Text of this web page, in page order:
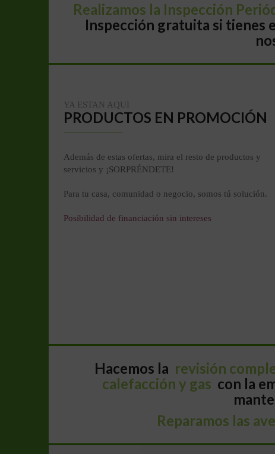
Realizamos la Inspección
Inspección gratuita si tienes
YA ESTAN AQUÍ
PRODUCTOS EN PROMOCIÓN
Además de estas ofertas, mira el resto de productos y
servicios y ¡SORPRÉNDETE!
Para tu casa, comunidad o negocio, somos tú solución.
Posibilidad de financiación sin intereses
Hacemos la revisión
calefacción y gas con la
Reparamos las